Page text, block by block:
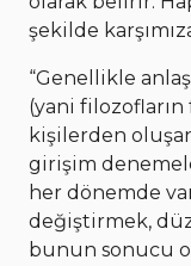
şekilde
“Genellikle
(yani
kişilerden
girişim
her dönemde
değiştirmek,
bunun sonucu